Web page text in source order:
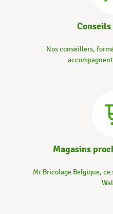
Nos conseillers,
Magasins
Mr.Bricolage Belgique,